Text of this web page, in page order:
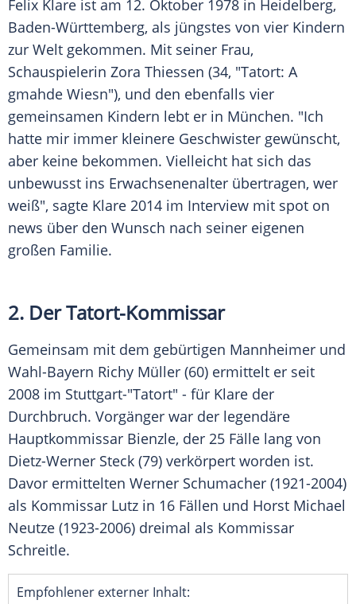
Felix Klare ist am 12. Oktober 1978 in Heidelberg,
Baden-Württemberg, als jüngstes von vier Kindern
zur Welt gekommen. Mit seiner Frau,
Schauspielerin Zora Thiessen (34, "Tatort: A
gmahde Wiesn"), und den ebenfalls vier
gemeinsamen Kindern lebt er in München. "Ich
hatte mir immer kleinere Geschwister gewünscht,
aber keine bekommen. Vielleicht hat sich das
unbewusst ins Erwachsenenalter übertragen, wer
weiß", sagte Klare 2014 im Interview mit spot on
news über den Wunsch nach seiner eigenen
großen Familie.
2. Der Tatort-Kommissar
Gemeinsam mit dem gebürtigen Mannheimer und
Wahl-Bayern Richy Müller (60) ermittelt er seit
2008 im Stuttgart-"Tatort" - für Klare der
Durchbruch. Vorgänger war der legendäre
Hauptkommissar Bienzle, der 25 Fälle lang von
Dietz-Werner Steck (79) verkörpert worden ist.
Davor ermittelten Werner Schumacher (1921-2004)
als Kommissar Lutz in 16 Fällen und Horst Michael
Neutze (1923-2006) dreimal als Kommissar
Schreitle.
Empfohlener externer Inhalt: